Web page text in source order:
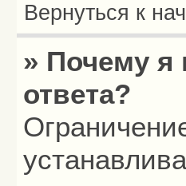
Вернуться к
» Почему я
ответа?